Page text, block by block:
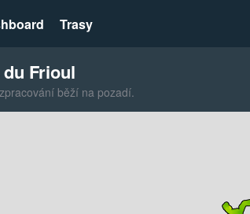
Trasy
du Frioul
běží na pozadí.